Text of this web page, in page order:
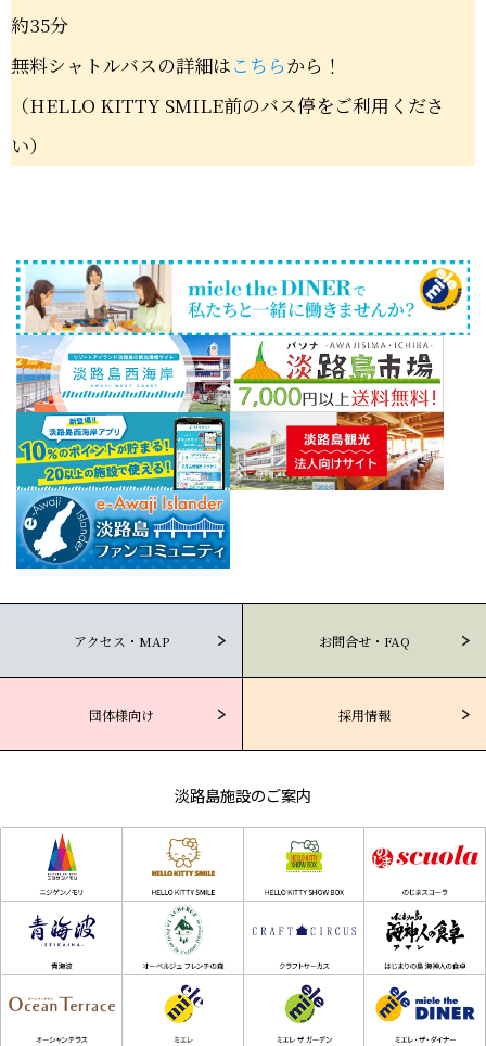
約35分
無料シャトルバスの詳細はこちらから！
（HELLO KITTY SMILE前のバス停をご利用くださ
い）
アクセス・MAP お問合せ・FAQ
団体様向け 採用情報
淡路島施設のご案内